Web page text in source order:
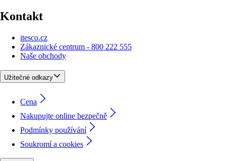
Kontakt
itesco.cz
Zákaznické centrum - 800 222 555
Naše obchody
Užitečné odkazy
Cena
Nakupujte online bezpečně
Podmínky používání
Soukromí a cookies